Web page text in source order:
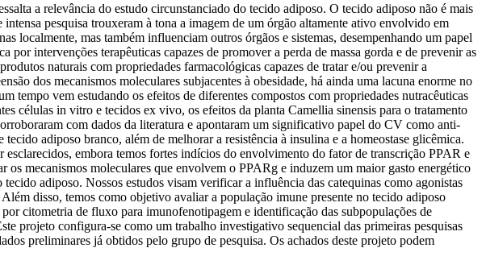
a relevância do estudo circunstanciado do tecido adiposo. O tecido adiposo não é mais
pesquisa trouxeram à tona a imagem de um órgão altamente ativo envolvido em
localmente, mas também influenciam outros órgãos e sistemas, desempenhando um papel
intervenções terapêuticas capazes de promover a perda de massa gorda e de prevenir as
naturais com propriedades farmacológicas capazes de tratar e/ou prevenir a
dos mecanismos moleculares subjacentes à obesidade, há ainda uma lacuna enorme no
tempo vem estudando os efeitos de diferentes compostos com propriedades nutracêuticas
células in vitro e tecidos ex vivo, os efeitos da planta Camellia sinensis para o tratamento
com dados da literatura e apontaram um significativo papel do CV como anti-
adiposo branco, além de melhorar a resistência à insulina e a homeostase glicêmica.
embora temos fortes indícios do envolvimento do fator de transcrição PPAR e
mecanismos moleculares que envolvem o PPARg e induzem um maior gasto energético
adiposo. Nossos estudos visam verificar a influência das catequinas como agonistas
disso, temos como objetivo avaliar a população imune presente no tecido adiposo
citometria de fluxo para imunofenotipagem e identificação das subpopulações de
configura-se como um trabalho investigativo sequencial das primeiras pesquisas
preliminares já obtidos pelo grupo de pesquisa. Os achados deste projeto podem